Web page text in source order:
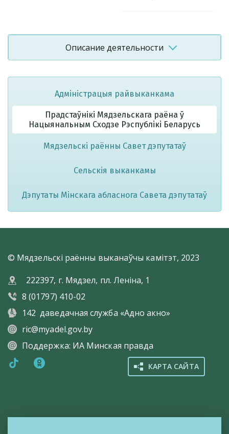
Описание деятельности
КАМПЭТЭНЦЫІ
Агульныя
прадпрымальніцкай,
гаспадарчай
(эканамічнай)
Заканадаўства
і
дзейнасці)
Прагназаванне
сацыяльна-
эканамічнага
развіцця
Рэспублікі
Беларусь,
праграмы,
развіцця
Рэспублікі
Беларусь
рэгіёнаў.
Агульныя
Адміністрацыя райвыканкама
Прадстаўнікі Мядзельскага раёна ў
Нацыянальным Сходзе Рэспублікі Беларусь
Мядзельскі раённы Савет дэпутатаў
Сельскія выканкамы
Дэпутаты Мінскага абласнога Савета дэпутатаў
© Мядзельскі раённы выканаўчы камітэт, 2023
222397, г. Мядзел, пл. Леніна, 1
8 (01797) 410-02
142 даведачная служба «Адно акно»
ric@myadel.gov.by
Поддержка: ИА Минская правда
КАРТА САЙТА